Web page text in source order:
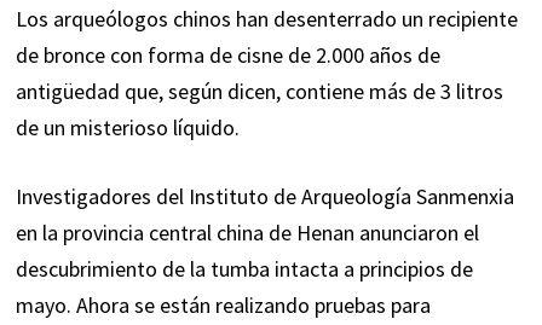
Los arqueólogos chinos han desenterrado un recipiente
de bronce con forma de cisne de 2.000 años de
antigüedad que, según dicen, contiene más de 3 litros
de un misterioso líquido.
Investigadores del Instituto de Arqueología Sanmenxia
en la provincia central china de Henan anunciaron el
descubrimiento de la tumba intacta a principios de
mayo. Ahora se están realizando pruebas para